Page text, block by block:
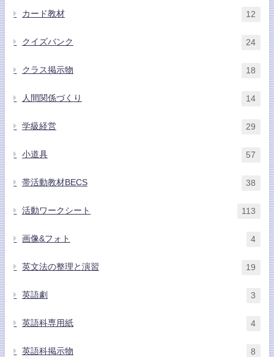
カード教材 12
クイズバンク 24
クラス掲示物 18
人間関係づくり 14
学級経営 29
小道具 57
帯活動教材BECS 38
活動ワークシート 113
画像&フォト 4
英文法の整理と演習 19
英語劇 3
英語科専用紙 4
英語科掲示物 8